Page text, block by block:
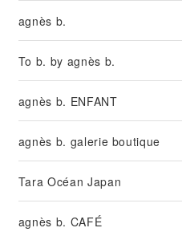
agnès b.
To b. by agnès b.
agnès b. ENFANT
agnès b. galerie boutique
Tara Océan Japan
agnès b. CAFÉ